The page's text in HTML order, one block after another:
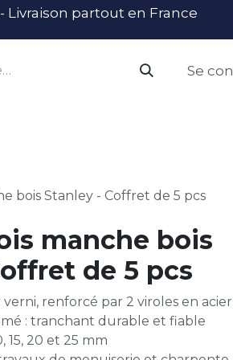
Livraison partout en France
Se
bois Stanley - Coffret de 5 pcs
manche bois
de 5 pcs
renforcé par 2 viroles en
: tranchant durable et fiable
15, 20 et 25 mm